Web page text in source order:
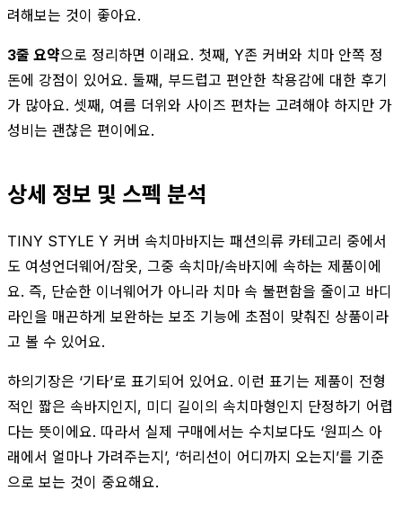
려해보는 것이 좋아요.
3줄 요약으로 정리하면 이래요. 첫째, Y존 커버와 치마 안쪽 정
돈에 강점이 있어요. 둘째, 부드럽고 편안한 착용감에 대한 후기
가 많아요. 셋째, 여름 더위와 사이즈 편차는 고려해야 하지만 가
성비는 괜찮은 편이에요.
상세 정보 및 스펙 분석
TINY STYLE Y 커버 속치마바지는 패션의류 카테고리 중에서
도 여성언더웨어/잠옷, 그중 속치마/속바지에 속하는 제품이에
요. 즉, 단순한 이너웨어가 아니라 치마 속 불편함을 줄이고 바디
라인을 매끈하게 보완하는 보조 기능에 초점이 맞춰진 상품이라
고 볼 수 있어요.
하의기장은 ‘기타’로 표기되어 있어요. 이런 표기는 제품이 전형
적인 짧은 속바지인지, 미디 길이의 속치마형인지 단정하기 어렵
다는 뜻이에요. 따라서 실제 구매에서는 수치보다도 ‘원피스 아
래에서 얼마나 가려주는지’, ‘허리선이 어디까지 오는지’를 기준
으로 보는 것이 중요해요.